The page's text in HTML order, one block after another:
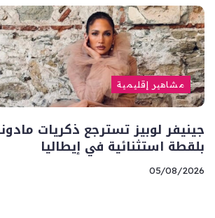
مشاهير إقليمية
جينيفر لوبيز تسترجع ذكريات
بلقطة استثنائية في إيطاليا
05/08/2026